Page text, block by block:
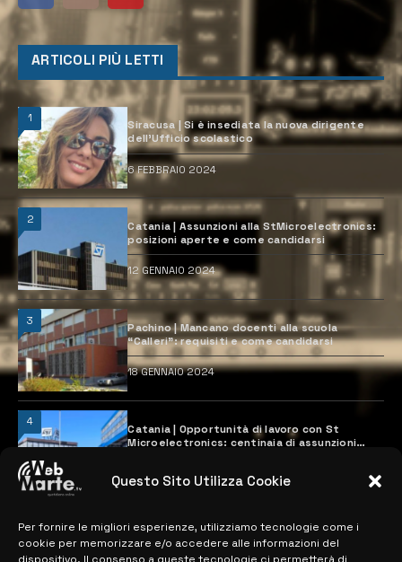
Questo Sito Utilizza Cookie
Per fornire le migliori esperienze, utilizziamo tecnologie come i
cookie per memorizzare e/o accedere alle informazioni del
ARTICOLI PIÙ LETTI
1
Siracusa | Si è insediata la nuova dirigente
dell’Ufficio scolastico
6 FEBBRAIO 2024
2
Catania | Assunzioni alla StMicroelectronics:
posizioni aperte e come candidarsi
12 GENNAIO 2024
3
Pachino | Mancano docenti alla scuola
“Calleri”: requisiti e come candidarsi
18 GENNAIO 2024
4
Catania | Opportunità di lavoro con St
Microelectronics: centinaia di assunzioni
28 MARZO 2024
MAPPA DEL SITO